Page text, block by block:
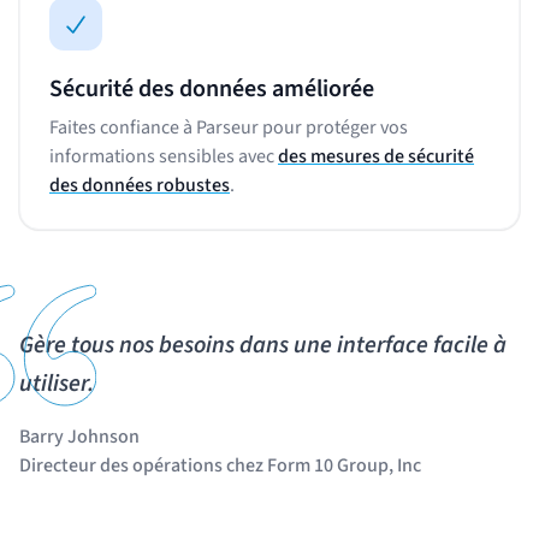
Sécurité des données améliorée
Faites confiance à Parseur pour protéger vos
informations sensibles avecdes mesures de sécurité
des données robustes.
Gère tous nos besoins dans une interface facile à
utiliser.
Barry Johnson
Directeur des opérations chez Form 10 Group, Inc